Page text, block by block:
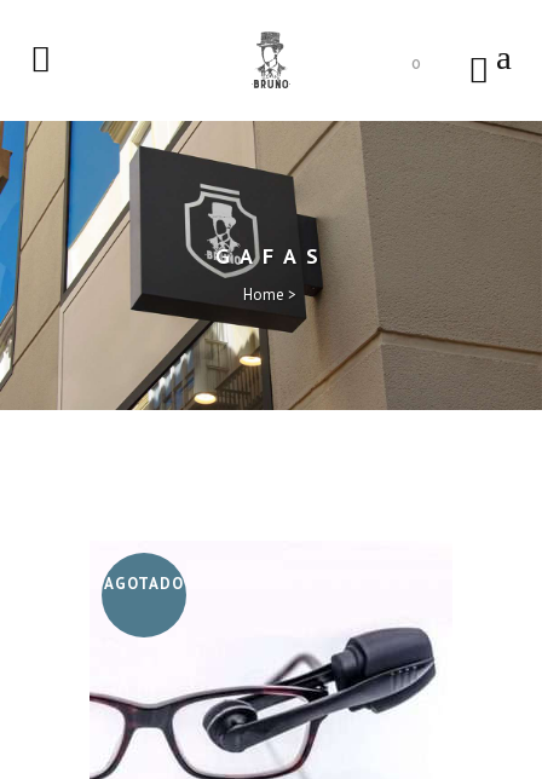
0
GAFAS
Home >
AGOTADO